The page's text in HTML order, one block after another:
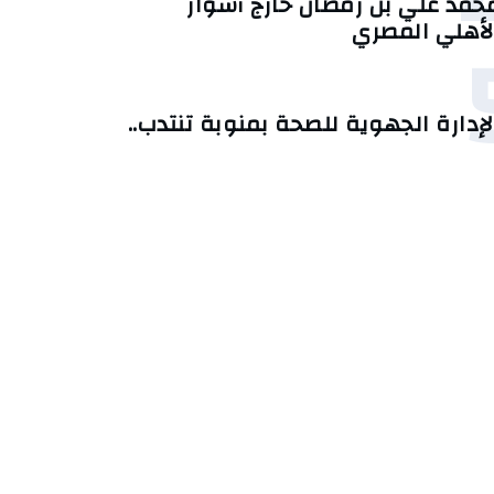
المصري
الجهوية للصحة بمنوبة تنتدب..